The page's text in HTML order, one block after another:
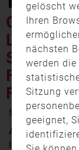
O
6. Mai 2025
Am
leerstehenden
gelöscht
Ihren
nächsten
werden
Sitzung
geeignet,